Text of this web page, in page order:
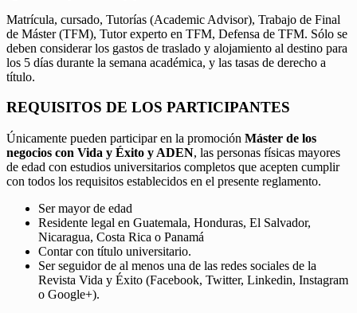
Matrícula, cursado, Tutorías (Academic Advisor), Trabajo de Final
de Máster (TFM), Tutor experto en TFM, Defensa de TFM. Sólo se
deben considerar los gastos de traslado y alojamiento al destino para
los 5 días durante la semana académica, y las tasas de derecho a
título.
REQUISITOS DE LOS PARTICIPANTES
Únicamente pueden participar en la promoción Máster de los
negocios con Vida y Éxito y ADEN, las personas físicas mayores
de edad con estudios universitarios completos que acepten cumplir
con todos los requisitos establecidos en el presente reglamento.
Ser mayor de edad
Residente legal en Guatemala, Honduras, El Salvador,
Nicaragua, Costa Rica o Panamá
Contar con título universitario.
Ser seguidor de al menos una de las redes sociales de la
Revista Vida y Éxito (Facebook, Twitter, Linkedin, Instagram
o Google+).